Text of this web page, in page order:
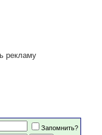
Запомнить?